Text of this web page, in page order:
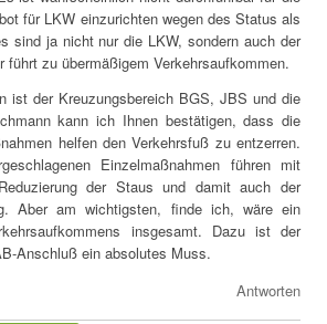
für LKW einzurichten wegen des Status als
sind ja nicht nur die LKW, sondern auch der
führt zu übermäßigem Verkehrsaufkommen.
ist der Kreuzungsbereich BGS, JBS und die
kann ich Ihnen bestätigen, dass die
helfen den Verkehrsfuß zu entzerren.
Einzelmaßnahmen führen mit
der Staus und damit auch der
Aber am wichtigsten, finde ich, wäre ein
insgesamt. Dazu ist der
Anschluß ein absolutes Muss.
Antworten